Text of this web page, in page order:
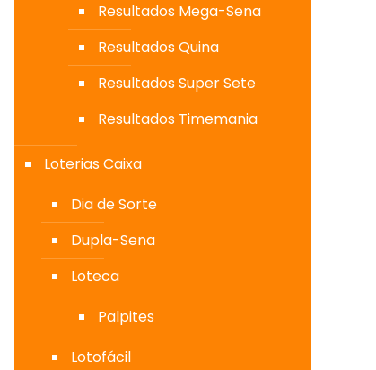
Resultados Mega-Sena
Resultados Quina
Resultados Super Sete
Resultados Timemania
Loterias Caixa
Dia de Sorte
Dupla-Sena
Loteca
Palpites
Lotofácil